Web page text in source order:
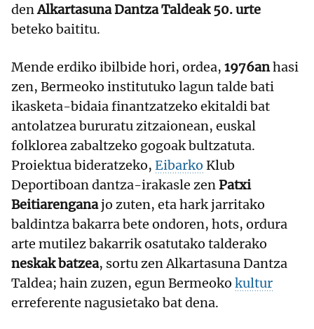
denAlkartasuna Dantza Taldeak 50. urte
beteko baititu.
Mende erdiko ibilbide hori, ordea, 1976anhasi
zen, Bermeoko institutuko lagun talde bati
ikasketa-bidaia finantzatzeko ekitaldi bat
antolatzea bururatu zitzaionean, euskal
folklorea zabaltzeko gogoak bultzatuta.
Proiektua bideratzeko, Eibarko Klub
Deportiboan dantza-irakasle zenPatxi
Beitiarenganajo zuten, eta hark jarritako
baldintza bakarra bete ondoren, hots, ordura
arte mutilez bakarrik osatutako talderako
neskak batzea, sortu zen Alkartasuna Dantza
Taldea; hain zuzen, egun Bermeoko kultur
erreferente nagusietako bat dena.